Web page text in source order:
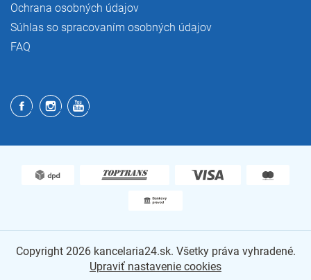
Ochrana osobných údajov
Súhlas so spracovaním osobných údajov
FAQ
Copyright 2026 kancelaria24.sk. Všetky práva vyhradené.
Upraviť nastavenie cookies